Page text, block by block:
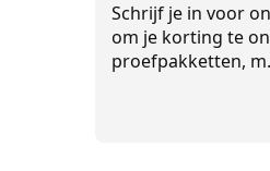
Schrijf je in voor
om je korting te
proefpakketten,